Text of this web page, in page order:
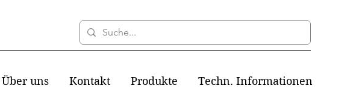
Über uns Kontakt Produkte Techn. Informationen